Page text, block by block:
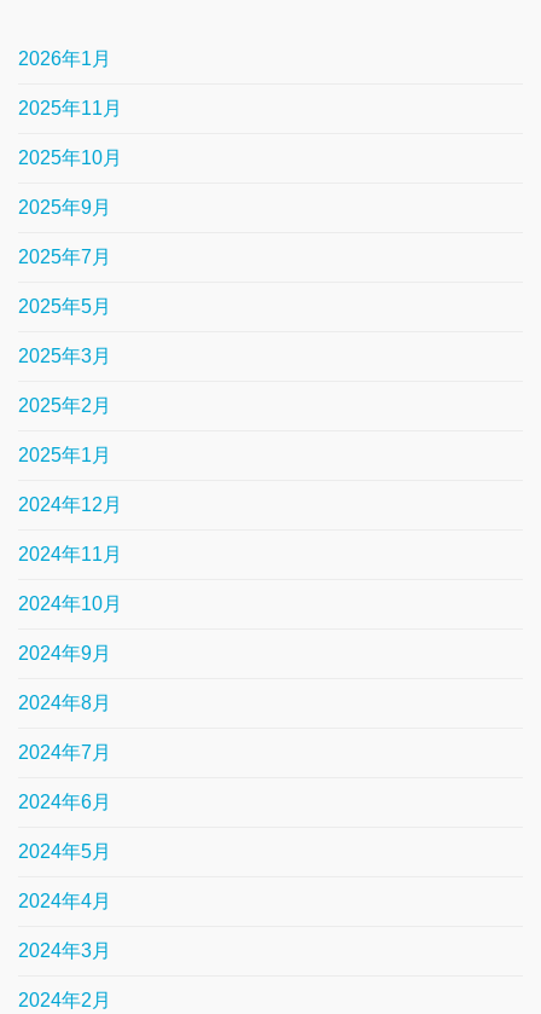
2026年1月
2025年11月
2025年10月
2025年9月
2025年7月
2025年5月
2025年3月
2025年2月
2025年1月
2024年12月
2024年11月
2024年10月
2024年9月
2024年8月
2024年7月
2024年6月
2024年5月
2024年4月
2024年3月
2024年2月